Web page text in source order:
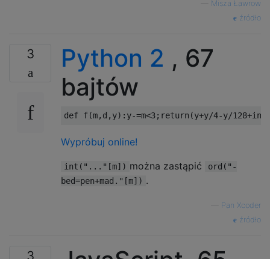
Misza Ławrow
źródło
3 Python 2 , 67
bajtów
def f(m, d , y): y-=m<3; return (y+y/4-y/128+int
Wypróbuj online!
int("..."[m]) można zastąpić
ord("-
bed=pen+mad."[m]) .
Pan Xcoder
źródło
3